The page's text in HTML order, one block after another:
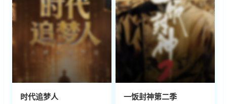
时代追梦人 一饭封神第二季